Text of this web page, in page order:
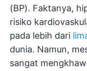
(BP). Faktanya,
risiko
pada lebih dari
dunia. Namun,
sangat